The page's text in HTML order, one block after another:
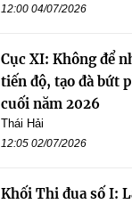
12:00 04/07/2026
Cục XI: Không để
tiến độ, tạo đà bứt
cuối năm 2026
Thái Hải
12:05 02/07/2026
Khối Thi đua số I: